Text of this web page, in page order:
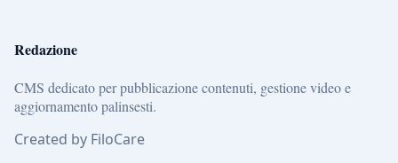
Redazione
CMS dedicato per pubblicazione contenuti, gestione video e
aggiornamento palinsesti.
Created by FiloCare